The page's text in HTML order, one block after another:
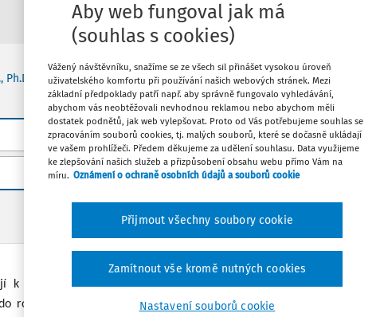
Pohled: Novelizace
k zahraničnímu trendu klimatických prohlášení. Dosažení klimatické
roku 2050 a dříve jsou typickým příkladem firemních sdělení. Jejich
Aby web fungoval jak má
(souhlas s cookies)
Vážený návštěvníku, snažíme se ze všech sil přinášet vysokou úroveň
uživatelského komfortu při používání našich webových stránek. Mezi
základní předpoklady patří např. aby správně fungovalo vyhledávání,
abychom vás neobtěžovali nevhodnou reklamou nebo abychom měli
dostatek podnětů, jak web vylepšovat. Proto od Vás potřebujeme souhlas se
zpracováním souborů cookies, tj. malých souborů, které se dočasně ukládají
ve vašem prohlížeči. Předem děkujeme za udělení souhlasu. Data využijeme
ke zlepšování našich služeb a přizpůsobení obsahu webu přímo Vám na
míru. Oznámení o ochraně osobních údajů a souborů cookie
Nastavení souborů cookie
Zamítnout vše kromě nutných cookies
Přijmout všechny soubory cookie